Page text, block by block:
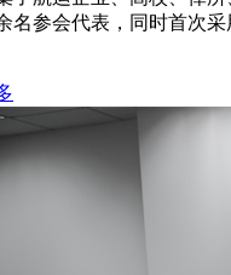
名参会代表，同时首次